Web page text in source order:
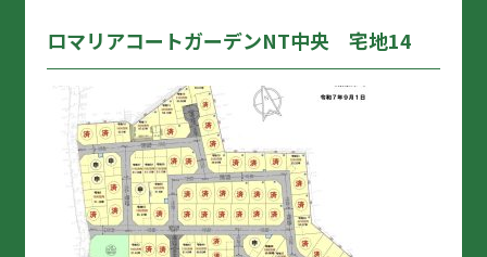
ロマリアコートガーデンNT中央 宅地14